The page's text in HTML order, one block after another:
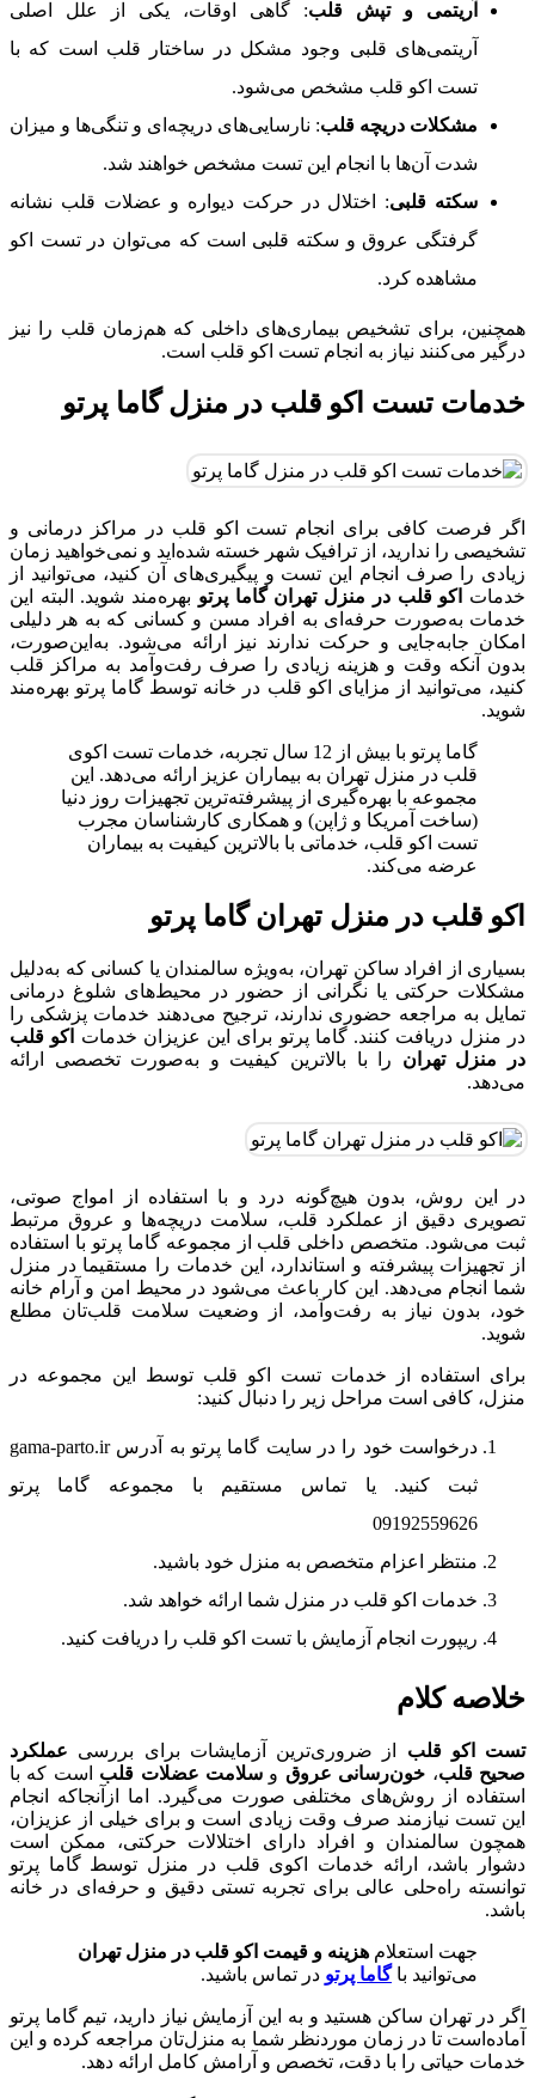
آریتمی و تپش قلب: گاهی اوقات، یکی از علل اصلی
آریتمی‌های قلبی وجود مشکل در ساختار قلب است که با
تست اکو قلب مشخص می‌شود.
مشکلات دریچه قلب: نارسایی‌های دریچه‌ای و تنگی‌ها و میزان
شدت آن‌ها با انجام این تست مشخص خواهند شد.
سکته قلبی: اختلال در حرکت دیواره و عضلات قلب نشانه
گرفتگی عروق و سکته قلبی است که می‌توان در تست اکو
مشاهده کرد.
همچنین، برای تشخیص بیماری‌های داخلی که هم‌زمان قلب را نیز
درگیر می‌کنند نیاز به انجام تست اکو قلب است.
خدمات تست اکو قلب در منزل گاما پرتو
اگر فرصت کافی برای انجام تست اکو قلب در مراکز درمانی و
تشخیصی را ندارید، از ترافیک شهر خسته شده‌اید و نمی‌خواهید زمان
زیادی را صرف انجام این تست و پیگیری‌های آن کنید، می‌توانید از
خدمات اکو قلب در منزل تهران گاما پرتو بهره‌مند شوید. البته این
خدمات به‌صورت حرفه‌ای به افراد مسن و کسانی که به هر دلیلی
امکان جابه‌جایی و حرکت ندارند نیز ارائه می‌شود. به‌این‌صورت،
بدون آنکه وقت و هزینه زیادی را صرف رفت‌وآمد به مراکز قلب
کنید، می‌توانید از مزایای اکو قلب در خانه توسط گاما پرتو بهره‌مند
شوید.
گاما پرتو با بیش از 12 سال تجربه، خدمات تست اکوی
قلب در منزل تهران به بیماران عزیز ارائه می‌دهد. این
مجموعه با بهره‌گیری از پیشرفته‌ترین تجهیزات روز دنیا
(ساخت آمریکا و ژاپن) و همکاری کارشناسان مجرب
تست اکو قلب، خدماتی با بالاترین کیفیت به بیماران
عرضه می‌کند.
اکو قلب در منزل تهران گاما پرتو
بسیاری از افراد ساکن تهران، به‌ویژه سالمندان یا کسانی که به‌دلیل
مشکلات حرکتی یا نگرانی از حضور در محیط‌های شلوغ درمانی
تمایل به مراجعه حضوری ندارند، ترجیح می‌دهند خدمات پزشکی را
در منزل دریافت کنند. گاما پرتو برای این عزیزان خدمات اکو قلب
در منزل تهران را با بالاترین کیفیت و به‌صورت تخصصی ارائه
می‌دهد.
در این روش، بدون هیچ‌گونه درد و با استفاده از امواج صوتی،
تصویری دقیق از عملکرد قلب، سلامت دریچه‌ها و عروق مرتبط
ثبت می‌شود. متخصص داخلی قلب از مجموعه گاما پرتو با استفاده
از تجهیزات پیشرفته و استاندارد، این خدمات را مستقیما در منزل
شما انجام می‌دهد. این کار باعث می‌شود در محیط امن و آرام خانه
خود، بدون نیاز به رفت‌وآمد، از وضعیت سلامت قلب‌تان مطلع
شوید.
برای استفاده از خدمات تست اکو قلب توسط این مجموعه در
منزل، کافی است مراحل زیر را دنبال کنید:
درخواست خود را در سایت گاما پرتو به آدرس gama-parto.ir
ثبت کنید. یا تماس مستقیم با مجموعه گاما پرتو
09192559626
منتظر اعزام متخصص به منزل خود باشید.
خدمات اکو قلب در منزل شما ارائه خواهد شد.
ریپورت انجام آزمایش با تست اکو قلب را دریافت کنید.
خلاصه کلام
تست اکو قلب از ضروری‌ترین آزمایشات برای بررسی عملکرد
صحیح قلب، خون‌رسانی عروق و سلامت عضلات قلب است که با
استفاده از روش‌های مختلفی صورت می‌گیرد. اما ازآنجاکه انجام
این تست نیازمند صرف وقت زیادی است و برای خیلی از عزیزان،
همچون سالمندان و افراد دارای اختلالات حرکتی، ممکن است
دشوار باشد، ارائه خدمات اکوی قلب در منزل توسط گاما پرتو
توانسته راه‌حلی عالی برای تجربه تستی دقیق و حرفه‌ای در خانه
باشد.
جهت استعلام هزینه و قیمت اکو قلب در منزل تهران
می‌توانید باگاما پرتو در تماس باشید.
اگر در تهران ساکن هستید و به این آزمایش نیاز دارید، تیم گاما پرتو
آماده‌است تا در زمان موردنظر شما به منزل‌تان مراجعه کرده و این
خدمات حیاتی را با دقت، تخصص و آرامش کامل ارائه دهد.